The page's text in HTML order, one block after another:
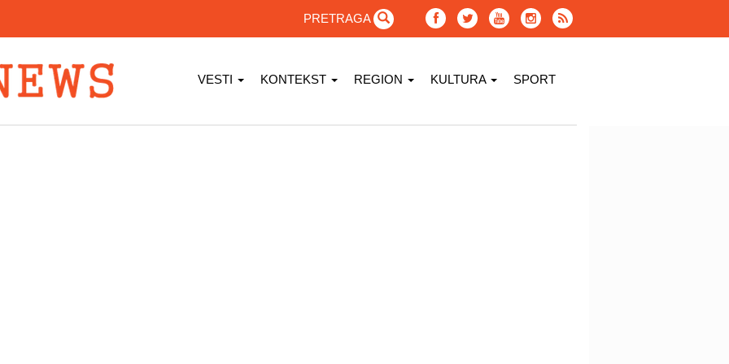
PRETRAGA
VESTI KONTEKST REGION KULTURA SPORT